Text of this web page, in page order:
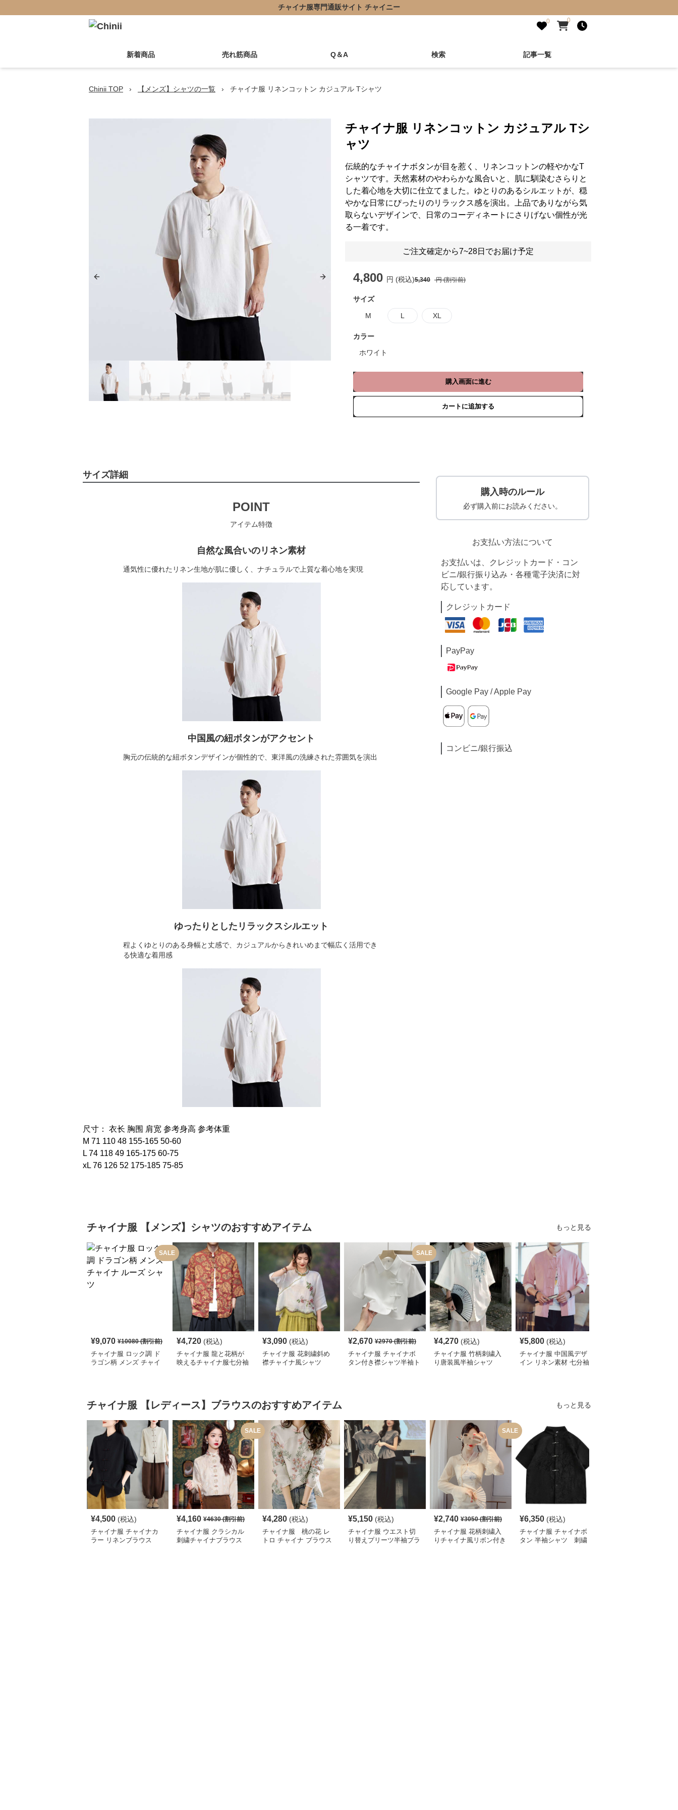
チャイナ服専門通販サイト チャイニー
0 0
新着商品 売れ筋商品 Q＆A 検索 記事一覧
Chinii TOP › 【メンズ】シャツの一覧 › チャイナ服 リネンコットン カジュアル Tシャツ
Previous slide Next slide
チャイナ服 リネンコットン カジュアル Tシ
ャツ
伝統的なチャイナボタンが目を惹く、リネンコットンの軽やかなT
シャツです。天然素材のやわらかな風合いと、肌に馴染むさらりと
した着心地を大切に仕立てました。ゆとりのあるシルエットが、穏
やかな日常にぴったりのリラックス感を演出。上品でありながら気
取らないデザインで、日常のコーディネートにさりげない個性が光
る一着です。
ご注文確定から7~28日でお届け予定
4,800 円 (税込)5,340 円 (割引前)
サイズ
M L XL
カラー
ホワイト
購入画面に進む
カートに追加する
サイズ詳細
POINT
アイテム特徴
自然な風合いのリネン素材
通気性に優れたリネン生地が肌に優しく、ナチュラルで上質な着心地を実現
中国風の紐ボタンがアクセント
胸元の伝統的な紐ボタンデザインが個性的で、東洋風の洗練された雰囲気を演出
ゆったりとしたリラックスシルエット
程よくゆとりのある身幅と丈感で、カジュアルからきれいめまで幅広く活用でき
る快適な着用感
尺寸： 衣长 胸围 肩宽 参考身高 参考体重
M 71 110 48 155-165 50-60
L 74 118 49 165-175 60-75
xL 76 126 52 175-185 75-85
購入時のルール
必ず購入前にお読みください。
お支払い方法について
お支払いは、クレジットカード・コン
ビニ/銀行振り込み・各種電子決済に対
応しています。
クレジットカード
PayPay
Google Pay / Apple Pay
コンビニ/銀行振込
チャイナ服 【メンズ】シャツのおすすめアイテム もっと見る
SALE
¥9,070 ¥10080(割引前)
チャイナ服 ロック調 ド
ラゴン柄 メンズ チャイ
¥4,720 (税込)
チャイナ服 龍と花柄が
映えるチャイナ服七分袖
¥3,090 (税込)
チャイナ服 花刺繍斜め
襟チャイナ風シャツ
SALE
¥2,670 ¥2970(割引前)
チャイナ服 チャイナボ
タン付き襟シャツ半袖ト
¥4,270 (税込)
チャイナ服 竹柄刺繍入
り唐装風半袖シャツ
¥5,800 (税込)
チャイナ服 中国風デザ
イン リネン素材 七分袖
チャイナ服 【レディース】ブラウスのおすすめアイテム もっと見る
¥4,500 (税込)
チャイナ服 チャイナカ
ラー リネンブラウス
SALE
¥4,160 ¥4630(割引前)
チャイナ服 クラシカル
刺繍チャイナブラウス
¥4,280 (税込)
チャイナ服 桃の花 レ
トロ チャイナ ブラウス
¥5,150 (税込)
チャイナ服 ウエスト切
り替えプリーツ半袖ブラ
SALE
¥2,740 ¥3050(割引前)
チャイナ服 花柄刺繍入
りチャイナ風リボン付き
¥6,350 (税込)
チャイナ服 チャイナボ
タン 半袖シャツ 刺繍